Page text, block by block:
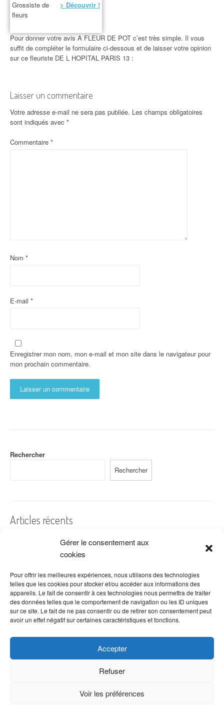
Gérer le consentement aux
cookies
Pour offrir les meilleures expériences, nous utilisons des technologies
telles que les cookies pour stocker et/ou accéder aux informations des
appareils. Le fait de consentir à ces technologies nous permettra de traiter
des données telles que le comportement de navigation ou les ID uniques
sur ce site. Le fait de ne pas consentir ou de retirer son consentement peut
avoir un effet négatif sur certaines caractéristiques et fonctions.
Accepter
Refuser
Voir les préférences
Grossiste de
fleurs
> Découvrir !
Pour donner votre avis A FLEUR DE POT c’est très simple. Il vous
suffit de compléter le formulaire ci-dessous et de laisser votre opinion
sur ce fleuriste DE L HOPITAL PARIS 13 :
Laisser un commentaire
Votre adresse e-mail ne sera pas publiée. Les champs obligatoires
sont indiqués avec *
Commentaire *
Nom *
E-mail *
Enregistrer mon nom, mon e-mail et mon site dans le navigateur pour
mon prochain commentaire.
Rechercher
Rechercher
Articles récents
A quelles dates de l’année offre-t-on des fleurs ?
Les fleurs préférées des Français
Combien de fois arroser un cactus ?
Quelles fleurs offrir pour la fête des mères ?
Idées de décoration avec fleurs séchées